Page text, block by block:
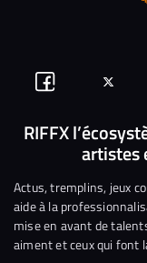
Suivez-
nous
Facebook
sur
RIFFX
artistes
Actus, tremplins, jeux
aide à la
mise en avant de
aiment et ceux qui font